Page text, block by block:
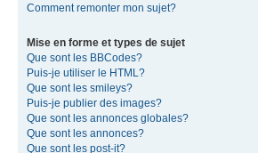
Comment remonter mon sujet?
Mise en forme et types de sujet
Que sont les BBCodes?
Puis-je utiliser le HTML?
Que sont les smileys?
Puis-je publier des images?
Que sont les annonces globales?
Que sont les annonces?
Que sont les post-it?